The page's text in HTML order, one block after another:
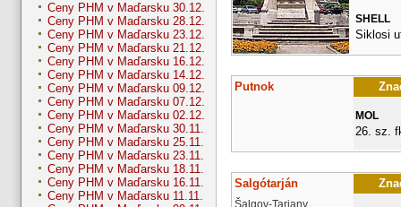
Ceny PHM v Maďarsku 30.12.
Ceny PHM v Maďarsku 28.12.
Ceny PHM v Maďarsku 23.12.
Ceny PHM v Maďarsku 21.12.
Ceny PHM v Maďarsku 16.12.
Ceny PHM v Maďarsku 14.12.
Ceny PHM v Maďarsku 09.12.
Ceny PHM v Maďarsku 07.12.
Ceny PHM v Maďarsku 02.12.
Ceny PHM v Maďarsku 30.11.
Ceny PHM v Maďarsku 25.11.
Ceny PHM v Maďarsku 23.11.
Ceny PHM v Maďarsku 18.11.
Ceny PHM v Maďarsku 16.11.
Ceny PHM v Maďarsku 11.11.
SHELL
Siklosi
Putnok
MOL
26. sz.
Salgótarján
Šalgov-Tarjany